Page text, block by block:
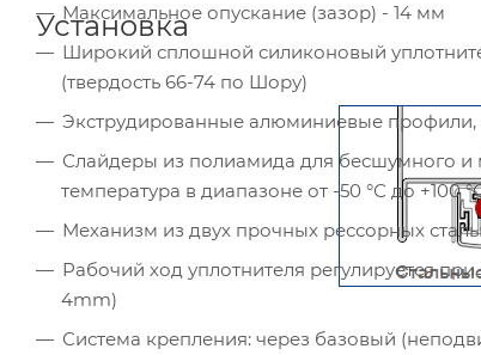
Максимальное опускание (зазор) - 14 мм
Широкий сплошной силиконовый
(твердость 66-74 по Шору)
Экструдированные алюминиевые профили,
Слайдеры из полиамида для бесшумного и
температура в диапазоне от -50 °С до +100
Механизм из двух прочных рессорных
Рабочий ход уплотнителя регулируется
4mm)
Система крепления: через базовый
Установка